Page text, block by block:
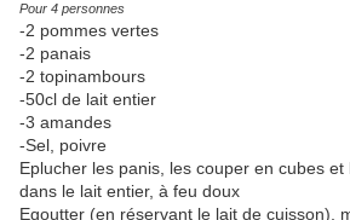
Pour 4 personnes
-2 pommes vertes
-2 panais
-2 topinambours
-50cl de lait entier
-3 amandes
-Sel, poivre
Eplucher les panis, les couper en cubes
dans le lait entier, à feu doux
Egoutter (en réservant le lait de cuisson),